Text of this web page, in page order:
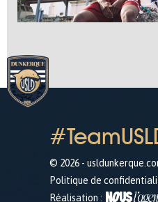
© 2026 -
Politique de
Réalisation :